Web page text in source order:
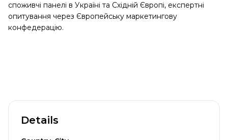
споживчі панелі в Україні та Східній Європі, експертні
опитування через Європейську маркетингову
конфедерацію.
Details